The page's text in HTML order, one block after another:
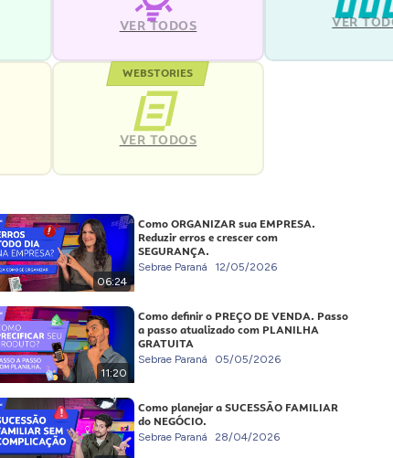
VER TODOS VER
WEBSTORIES
VER TODOS
06:24
Como ORGANIZAR sua EMPRESA.
Reduzir erros e crescer com
SEGURANÇA.
Sebrae Paraná 12/05/2026
11:20
Como definir o PREÇO DE VENDA. Passo
a passo atualizado com PLANILHA
GRATUITA
Sebrae Paraná 05/05/2026
Como planejar a SUCESSÃO FAMILIAR
do NEGÓCIO.
Sebrae Paraná 28/04/2026